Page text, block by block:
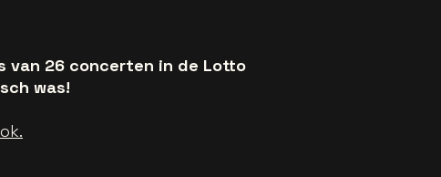
van 26 concerten in de Lotto
was!